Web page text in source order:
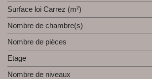
Surface loi Carrez (m²)
Nombre de chambre(s)
Nombre de pièces
Etage
Nombre de niveaux